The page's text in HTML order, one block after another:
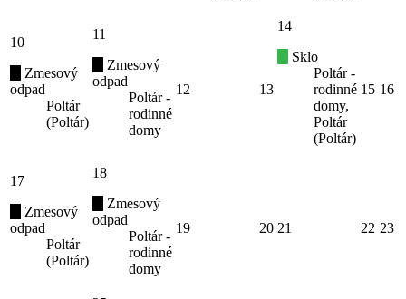
10
Zmesový
odpad
Poltár
(Poltár)
11
Zmesový
odpad
Poltár -
rodinné
domy
12 13
14
Sklo
Poltár -
rodinné
domy,
Poltár
(Poltár)
15 16
17
Zmesový
odpad
Poltár
(Poltár)
18
Zmesový
odpad
Poltár -
rodinné
domy
19 20 21 22 23